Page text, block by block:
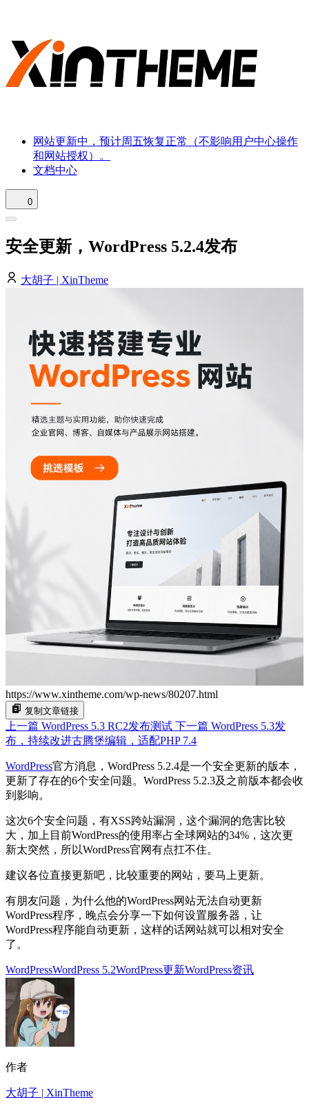
网站更新中，预计周五恢复正常（不影响用户中心操作
和网站授权）。
文档中心
0
安全更新，WordPress 5.2.4发布
大胡子 | XinTheme
https://www.xintheme.com/wp-news/80207.html
复制文章链接
上一篇 WordPress 5.3 RC2发布测试 下一篇 WordPress 5.3发
布，持续改进古腾堡编辑，适配PHP 7.4
WordPress官方消息，WordPress 5.2.4是一个安全更新的版本，
更新了存在的6个安全问题。WordPress 5.2.3及之前版本都会收
到影响。
这次6个安全问题，有XSS跨站漏洞，这个漏洞的危害比较
大，加上目前WordPress的使用率占全球网站的34%，这次更
新太突然，所以WordPress官网有点扛不住。
建议各位直接更新吧，比较重要的网站，要马上更新。
有朋友问题，为什么他的WordPress网站无法自动更新
WordPress程序，晚点会分享一下如何设置服务器，让
WordPress程序能自动更新，这样的话网站就可以相对安全
了。
WordPressWordPress 5.2WordPress更新WordPress资讯
作者
大胡子 | XinTheme